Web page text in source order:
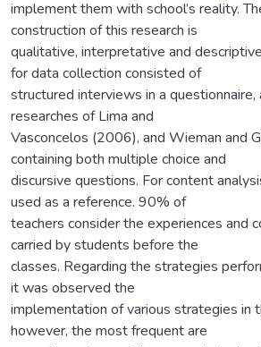
implement them with school’s reality.
construction of this research is
qualitative, interpretative and
for data collection consisted of
structured interviews in a
researches of Lima and
Vasconcelos (2006), and Wieman and
containing both multiple choice and
discursive questions. For content
used as a reference. 90% of
teachers consider the experiences and
carried by students before the
classes. Regarding the strategies
it was observed the
implementation of various strategies in
however, the most frequent are